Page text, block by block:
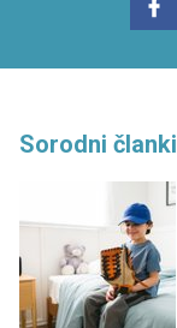
Sorodni članki